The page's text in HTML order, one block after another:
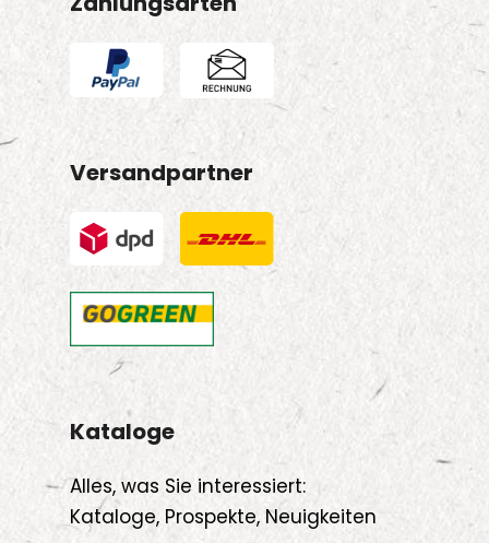
Versandpartner
Kataloge
Alles, was Sie interessiert:
Kataloge, Prospekte, Neuigkeiten